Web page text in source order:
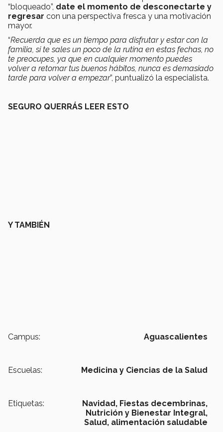
“bloqueado”, date el momento de desconectarte y
regresar con una perspectiva fresca y una motivación
mayor.
“Recuerda que es un tiempo para disfrutar y estar con la
familia, si te sales un poco de la rutina en estas fechas, no
te preocupes, ya que en cualquier momento puedes
volver a retomar tus buenos hábitos, nunca es demasiado
tarde para volver a empezar”, puntualizó la especialista.
SEGURO QUERRÁS LEER ESTO
Y TAMBIÉN
Campus: Aguascalientes
Escuelas: Medicina y Ciencias de la Salud
Etiquetas: Navidad, Fiestas decembrinas,
Nutrición y Bienestar Integral,
Salud, alimentación saludable